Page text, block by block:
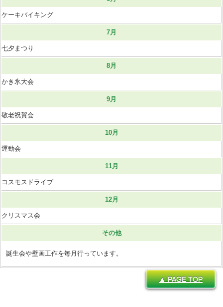
ケーキバイキング
7月
七夕まつり
8月
かき氷大会
9月
敬老祝賀会
10月
運動会
11月
コスモスドライブ
12月
クリスマス会
その他
誕生会や壁画工作を毎月行っています。
▲ PAGE TOP